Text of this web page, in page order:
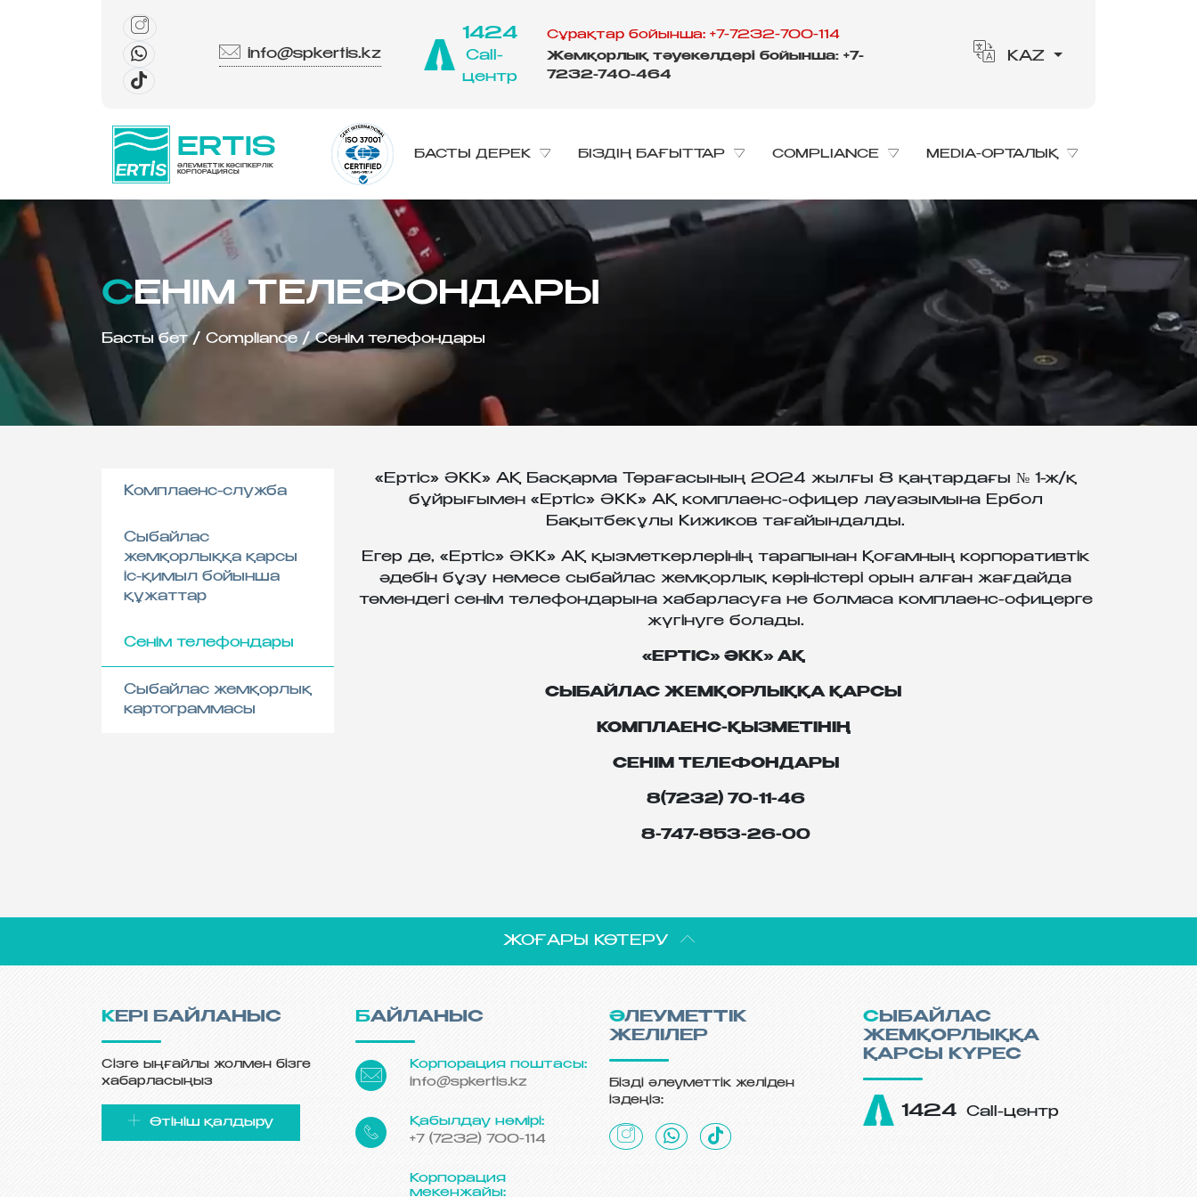
info@spkertis.kz
1424
Call-
центр
Сұрақтар бойынша: +7-7232-700-114
Жемқорлық тәуекелдері бойынша: +7-
7232-740-464
KAZ
ERTIS
ӘЛЕУМЕТТІК КӘСІПКЕРЛІК
КОРПОРАЦИЯСЫ
БАСТЫ ДЕРЕК БІЗДІҢ БАҒЫТТАР COMPLIANCE MEDIA-ОРТАЛЫҚ
СЕНІМ ТЕЛЕФОНДАРЫ
Басты бет/ Compliance /Сенім телефондары
Комплаенс-служба
Сыбайлас
жемқорлыққа қарсы
іс-қимыл бойынша
құжаттар
Сенім телефондары
Сыбайлас жемқорлық
картограммасы
«Ертіс» ӘКК» АҚ Басқарма Төрағасының 2024 жылғы 8 қаңтардағы № 1-ж/қ
бұйрығымен «Ертіс» ӘКК» АҚ комплаенс-офицер лауазымына Ербол
Бақытбекұлы Кижиков тағайындалды.
Егер де, «Ертіс» ӘКК» АҚ қызметкерлерінің тарапынан Қоғамның корпоративтік
әдебін бұзу немесе сыбайлас жемқорлық көріністері орын алған жағдайда
төмендегі сенім телефондарына хабарласуға не болмаса комплаенс-офицерге
жүгінуге болады.
«ЕРТІС» ӘКК» АҚ
СЫБАЙЛАС ЖЕМҚОРЛЫҚҚА ҚАРСЫ
КОМПЛАЕНС-ҚЫЗМЕТІНІҢ
СЕНІМ ТЕЛЕФОНДАРЫ
8(7232) 70-11-46
8-747-853-26-00
ЖОҒАРЫ КӨТЕРУ
КЕРІ БАЙЛАНЫС
Сізге ыңғайлы жолмен бізге
хабарласыңыз
Өтініш қалдыру
БАЙЛАНЫС
Корпорация поштасы:
info@spkertis.kz
Қабылдау нөмірі:
+7 (7232) 700-114
Корпорация
мекенжайы:
ӘЛЕУМЕТТІК
ЖЕЛІЛЕР
Бізді әлеуметтік желіден
іздеңіз:
СЫБАЙЛАС
ЖЕМҚОРЛЫҚҚА
ҚАРСЫ КҮРЕС
1424 Call-центр